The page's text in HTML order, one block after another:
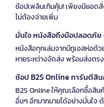
ช้อปเพลินเกินคุ้ม! เพียงมียอด
ไม่ต้องจ่ายเพิ่ม
มั่นใจ หนังสือถึงมือปลอดภัย
หนังสือทุกเล่มจากบีทูเอสห่อด้
หายระหว่างจัดส่ง พร้อมส่งต
ช้อป B2S Online การันตีสิ
B2S Online ให้คุณเลือกซื้อสิน
อื่นๆ อีกมากมายได้อย่างมั่นใจ